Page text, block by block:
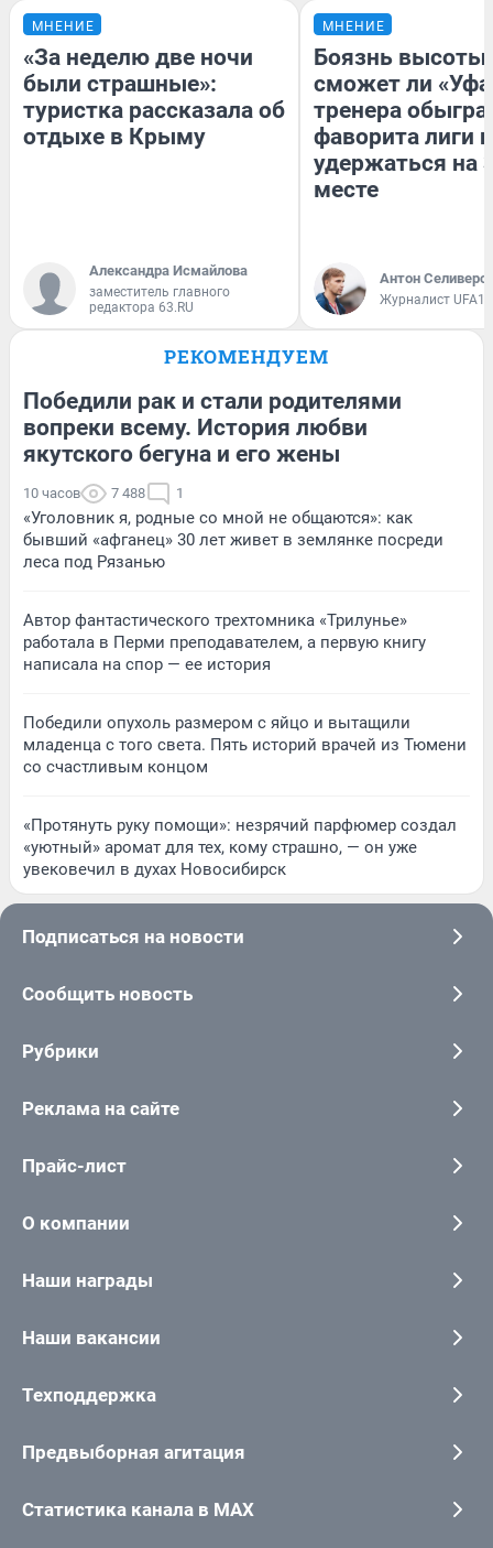
МНЕНИЕ
«За неделю две ночи
были страшные»:
туристка рассказала об
отдыхе в Крыму
Александра Исмайлова
заместитель главного
редактора 63.RU
МНЕНИЕ
Боязнь высоты:
сможет ли
тренера
фаворита лиги и
удержаться на
месте
Антон
Журналист
РЕКОМЕНДУЕМ
Победили рак и стали родителями
вопреки всему. История любви
якутского бегуна и его жены
10 часов 7 488 1
«Уголовник я, родные со мной не общаются»: как
бывший «афганец» 30 лет живет в землянке посреди
леса под Рязанью
Автор фантастического трехтомника «Трилунье»
работала в Перми преподавателем, а первую книгу
написала на спор — ее история
Победили опухоль размером с яйцо и вытащили
младенца с того света. Пять историй врачей из Тюмени
со счастливым концом
«Протянуть руку помощи»: незрячий парфюмер создал
«уютный» аромат для тех, кому страшно, — он уже
увековечил в духах Новосибирск
Подписаться на новости
Сообщить новость
Рубрики
Реклама на сайте
Прайс-лист
О компании
Наши награды
Наши вакансии
Техподдержка
Предвыборная агитация
Статистика канала в MAX